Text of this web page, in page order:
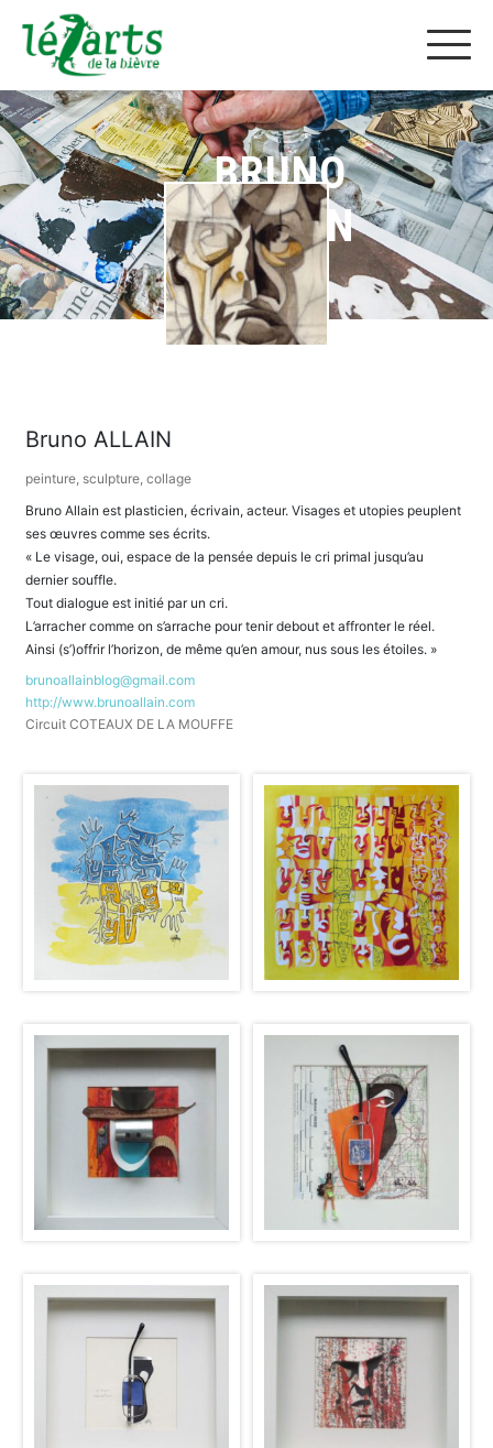
BRUNO
ALLAIN
Bruno ALLAIN
peinture, sculpture, collage
Bruno Allain est plasticien, écrivain, acteur. Visages et utopies peuplent
ses œuvres comme ses écrits.
« Le visage, oui, espace de la pensée depuis le cri primal jusqu’au
dernier souffle.
Tout dialogue est initié par un cri.
L’arracher comme on s’arrache pour tenir debout et affronter le réel.
Ainsi (s’)offrir l’horizon, de même qu’en amour, nus sous les étoiles. »
brunoallainblog@gmail.com
http://www.brunoallain.com
Circuit COTEAUX DE LA MOUFFE